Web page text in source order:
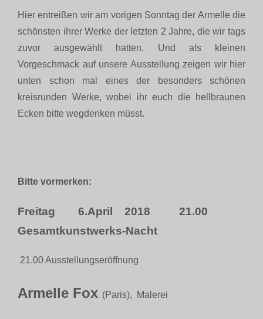
Hier entreißen wir am vorigen Sonntag der Armelle die
schönsten ihrer Werke der letzten 2 Jahre, die wir tags
zuvor ausgewählt hatten. Und als kleinen
Vorgeschmack auf unsere Ausstellung zeigen wir hier
unten schon mal eines der besonders schönen
kreisrunden Werke, wobei ihr euch die hellbraunen
Ecken bitte wegdenken müsst.
Bitte vormerken:
Freitag 6.April 2018 21.00
Gesamtkunstwerks-Nacht
21.00 Ausstellungseröffnung
Armelle Fox (Paris), Malerei